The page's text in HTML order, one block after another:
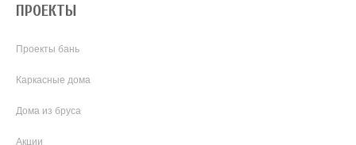
ПРОЕКТЫ
Проекты бань
Каркасные дома
Дома из бруса
Акции